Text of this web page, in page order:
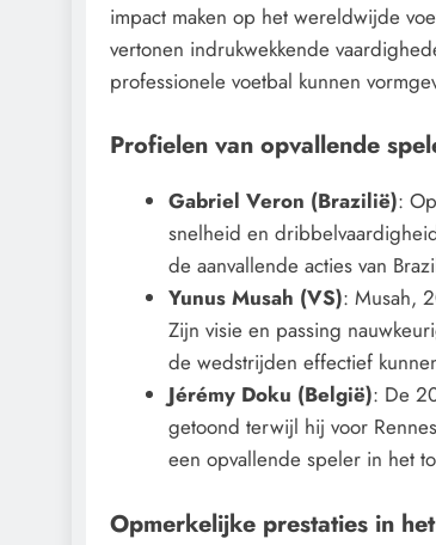
impact maken op het wereldwijde
vertonen indrukwekkende
professionele voetbal kunnen
Profielen van opvallende
Gabriel Veron (Brazilië):
snelheid en
de aanvallende acties van
Yunus Musah (VS): Musah,
Zijn visie en passing
de wedstrijden effectief
Jérémy Doku (België): De
getoond terwijl hij voor
een opvallende speler in het
Opmerkelijke prestaties in